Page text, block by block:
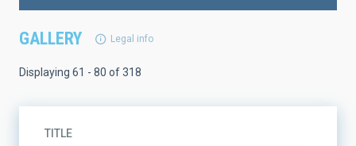
GALLERY Legal info
Displaying 61 - 80 of 318
TITLE